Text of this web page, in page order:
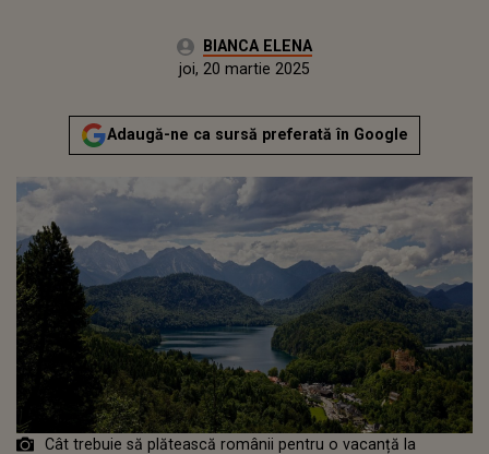
Autor:BIANCA ELENA
Publicat:
joi, 20 martie 2025
Adaugă-ne ca sursă preferată în Google
Cât trebuie să plătească românii pentru o vacanță la